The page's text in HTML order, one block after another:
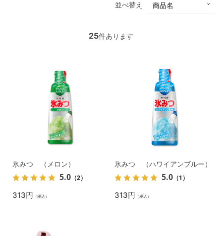
並べ替え
25件あります
氷みつ （メロン）
5.0 （2）
313円 （税込）
氷みつ （ハワイアンブルー）
5.0 （1）
313円 （税込）